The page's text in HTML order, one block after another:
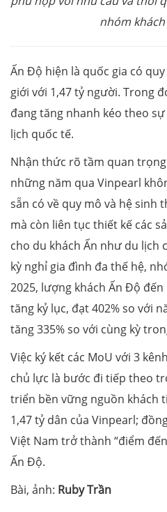
nhóm
Ấn Độ hiện là quốc gia có
giới với 1,47 tỷ người. Trong
đang tăng nhanh kéo theo
lịch quốc tế.
Nhận thức rõ tầm quan
những năm qua Vinpearl
sẵn có về quy mô và hệ sinh
mà còn liên tục thiết kế các
cho du khách Ấn như du lịch
kỳ nghỉ gia đình đa thế hệ,
2025, lượng khách Ấn Độ
tăng kỷ lục, đạt 402% so với
tăng 335% so với cùng kỳ
Việc ký kết các MoU với 3
chủ lực là bước đi tiếp theo
triển bền vững nguồn khách
1,47 tỷ dân của Vinpearl;
Việt Nam trở thành “điểm
Ấn Độ.
Bài, ảnh: Ruby Trần